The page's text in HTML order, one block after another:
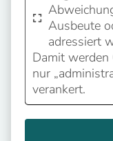
Ausbeute
adressiert
Damit
nur
verankert.